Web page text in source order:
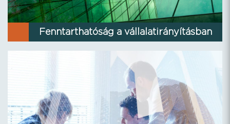
Fenntarthatóság a vállalatirányításban